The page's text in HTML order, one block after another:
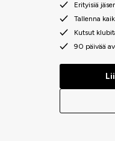
Erityisiä
Tallenna
Kutsut
90 päivää